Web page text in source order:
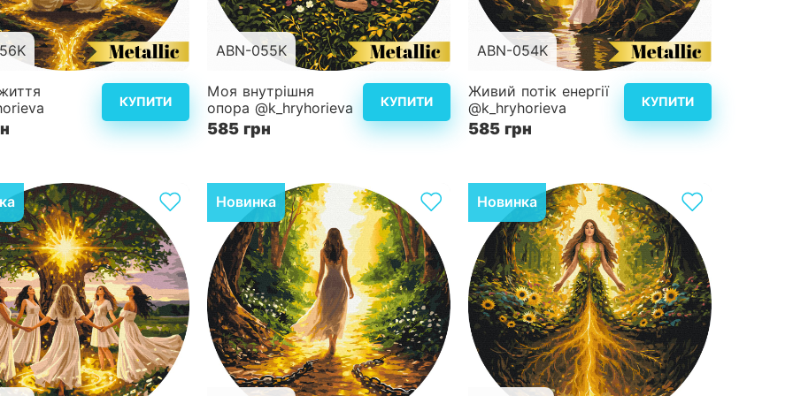
Детальніше
КУПИТИ
ABN-055K
Розмір
Складність
Детальніше
Моя внутрішня
опора @k_hryhorieva
585 грн
КУПИТИ
ABN-054K
Розмір
Складність
Детальніше
Живий потік енергії
@k_hryhorieva
585 грн
КУПИТИ
Новинка Новинка